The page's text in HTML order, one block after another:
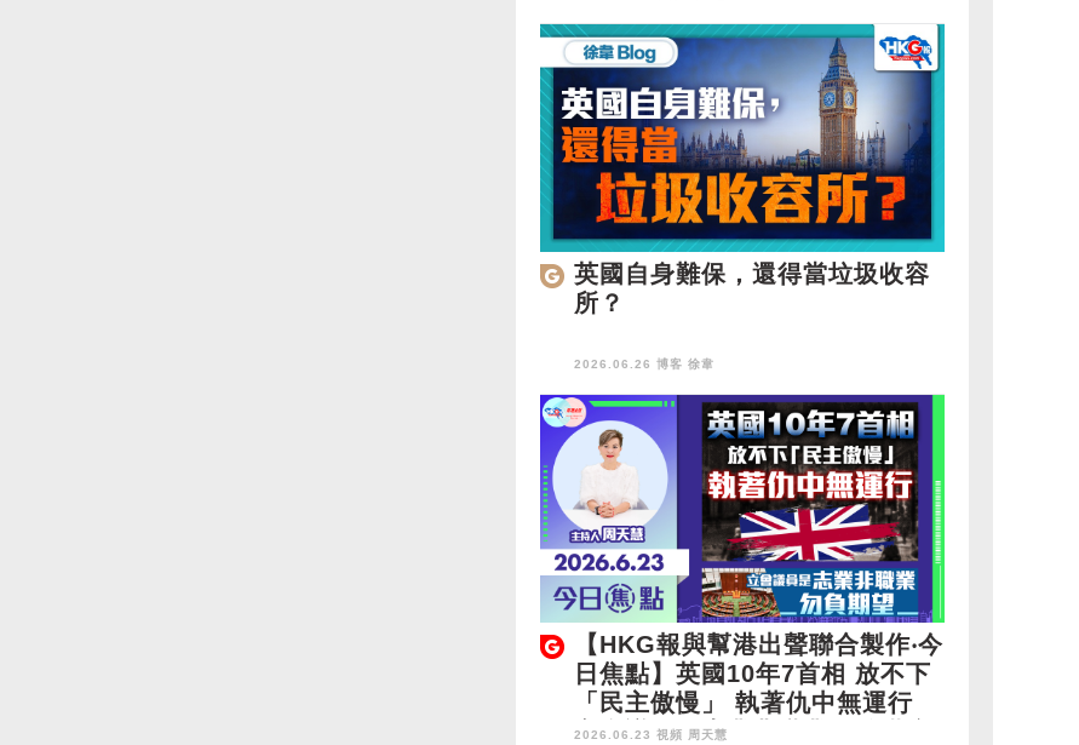
英國自身難保，還得當垃圾收容
所？
2026.06.26 博客 徐韋
【HKG報與幫港出聲聯合製作‧今
日焦點】英國10年7首相 放不下
「民主傲慢」 執著仇中無運行
立會議員是志業非職業 勿負期望
2026.06.23 視頻 周天慧